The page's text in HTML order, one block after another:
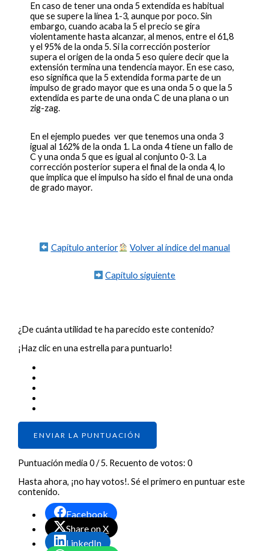
En caso de tener una onda 5 extendida es habitual
que se supere la línea 1-3, aunque por poco. Sin
embargo, cuando acaba la 5 el precio se gira
violentamente hasta alcanzar, al menos, entre el 61,8
y el 95% de la onda 5. Si la corrección posterior
supera el origen de la onda 5 eso quiere decir que la
extensión termina una tendencia mayor. En ese caso,
eso significa que la 5 extendida forma parte de un
impulso de grado mayor que es una onda 5 o que la 5
extendida es parte de una onda C de una plana o un
zig-zag.
En el ejemplo puedes ver que tenemos una onda 3
igual al 162% de la onda 1. La onda 4 tiene un fallo de
C y una onda 5 que es igual al conjunto 0-3. La
corrección posterior supera el final de la onda 4, lo
que implica que el impulso ha sido el final de una onda
de grado mayor.
Capítulo anterior Volver al índice del manual
Capítulo siguiente
¿De cuánta utilidad te ha parecido este contenido?
¡Haz clic en una estrella para puntuarlo!
ENVIAR LA PUNTUACIÓN
Puntuación media0/ 5. Recuento de votos:0
Hasta ahora, ¡no hay votos!. Sé el primero en puntuar este
contenido.
Facebook
Share on X
LinkedIn